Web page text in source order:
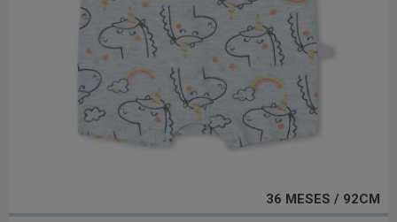
36 MESES / 92CM